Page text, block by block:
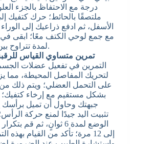
درجة مع الاحتفاظ بالجزء
ملتصقًا بالحائط؛ حرك كتفيك
الأسفل، ثم ادفع ذراعيك إلى الوراء
مع جمع لوحي الكتف معًا؛ ابقى
لمدة تتراوح بين 15 و30 ثانية.
تمرين متساوي القياس
التمرين في تفعيل عضلات
لتحريك المفاصل المحيطة، مما
على التحمل العضلي؛ ويتم ذلك
بشكل مستقيم مع إرخاء
جبهتك وحاول أن تميل برأسك
تثبيت اليد جيدًا لمنع حركة
إلى 12 مرة؛ تأكد من القيام بهذه